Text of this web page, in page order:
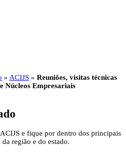
» ACIJS » Reuniões, visitas técnicas
Núcleos Empresariais
e fique por dentro dos principais
região e do estado.